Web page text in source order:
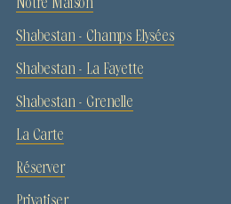
Shabestan - Champs Elysées
Shabestan - La Fayette
Shabestan - Grenelle
La Carte
Réserver
Privatiser